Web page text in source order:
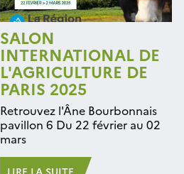
SALON
INTERNATIONAL DE
L'AGRICULTURE DE
PARIS 2025
Retrouvez l'Âne Bourbonnais
pavillon 6 Du 22 février au 02
mars
LIRE LA SUITE